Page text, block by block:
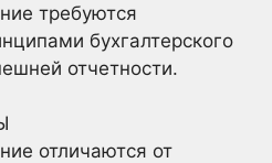
требуются
бухгалтерского
отчетности.
отличаются от